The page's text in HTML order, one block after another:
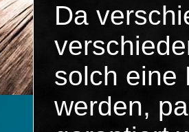
Da
solch eine
werden,